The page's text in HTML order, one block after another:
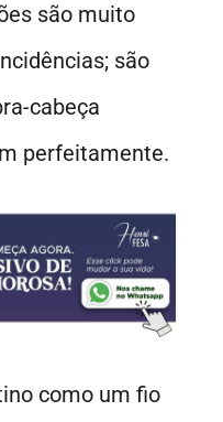
são muito
são
cabeça
perfeitamente.
como um fio